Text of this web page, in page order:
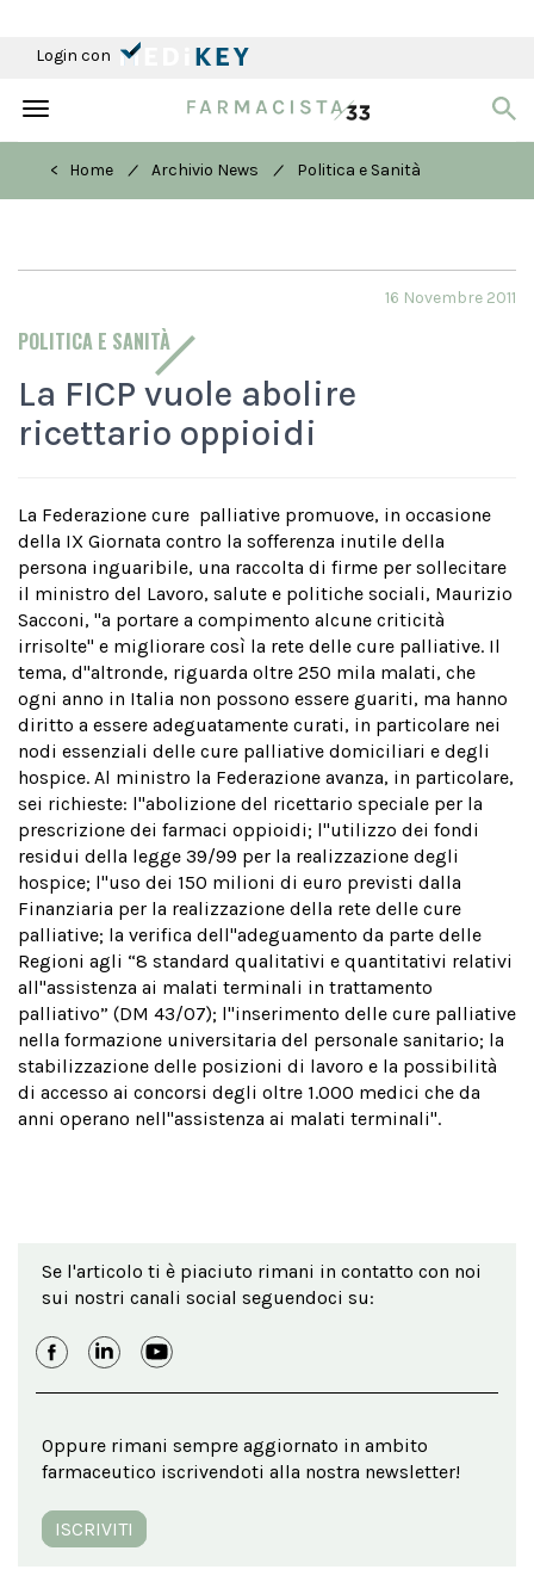
Login con
Toggle
< Home
/ Archivio News / Politica e Sanità
POLITICA E SANITÀ
16 Novembre 2011
La FICP vuole abolire
ricettario oppioidi
La Federazione cure palliative promuove, in occasione
della IX Giornata contro la sofferenza inutile della
persona inguaribile, una raccolta di firme per sollecitare
il ministro del Lavoro, salute e politiche sociali, Maurizio
Sacconi, "a portare a compimento alcune criticità
irrisolte" e migliorare così la rete delle cure palliative. Il
tema, d''altronde, riguarda oltre 250 mila malati, che
ogni anno in Italia non possono essere guariti, ma hanno
diritto a essere adeguatamente curati, in particolare nei
nodi essenziali delle cure palliative domiciliari e degli
hospice. Al ministro la Federazione avanza, in particolare,
sei richieste: l''abolizione del ricettario speciale per la
prescrizione dei farmaci oppioidi; l''utilizzo dei fondi
residui della legge 39/99 per la realizzazione degli
hospice; l''uso dei 150 milioni di euro previsti dalla
Finanziaria per la realizzazione della rete delle cure
palliative; la verifica dell''adeguamento da parte delle
Regioni agli “8 standard qualitativi e quantitativi relativi
all''assistenza ai malati terminali in trattamento
palliativo” (DM 43/07); l''inserimento delle cure palliative
nella formazione universitaria del personale sanitario; la
stabilizzazione delle posizioni di lavoro e la possibilità
di accesso ai concorsi degli oltre 1.000 medici che da
anni operano nell''assistenza ai malati terminali".
Se l'articolo ti è piaciuto rimani in contatto con noi
sui nostri canali social seguendoci su:
Oppure rimani sempre aggiornato in ambito
farmaceutico iscrivendoti alla nostra newsletter!
ISCRIVITI